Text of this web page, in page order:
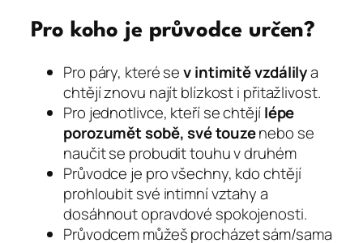
Pro koho je průvodce určen?
Pro páry, které sev intimitě vzdálilya
chtějí znovu najít blízkost i přitažlivost.
Pro jednotlivce, kteří se chtějílépe
porozumět sobě, své touzenebo se
naučit se probudit touhu v druhém
Průvodce je pro všechny, kdo chtějí
prohloubit své intimní vztahy a
dosáhnout opravdové spokojenosti.
Průvodcem můžeš procházet sám/sama